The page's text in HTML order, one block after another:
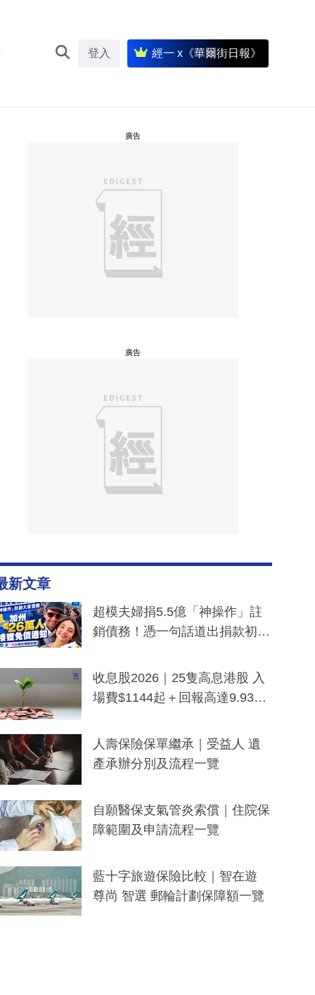
登入 經一 x《華爾街日報》
廣告
廣告
新文章
超模夫婦捐5.5億「神操作」註
銷債務！憑一句話道出捐款初
一度被誤當詐騙手段
收息股2026｜25隻高息港股 入
場費$1144起＋回報高達9.93
人壽保險保單繼承｜受益人 遺
產承辦分別及流程一覽
自願醫保支氣管炎索償｜住院保
障範圍及申請流程一覽
藍十字旅遊保險比較｜智在遊
尊尚 智選 郵輪計劃保障額一覽